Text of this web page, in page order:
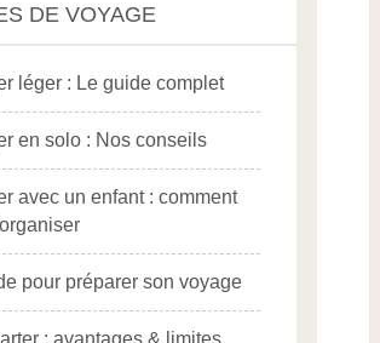
DE VOYAGE
léger : Le guide complet
en solo : Nos conseils
avec un enfant : comment
pour préparer son voyage